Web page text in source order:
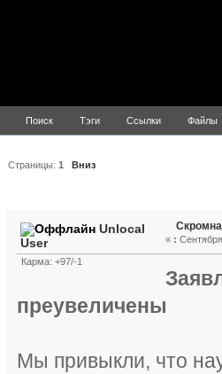
Поиск Тэги Ссылки Файлы
Страницы:1 Вниз
Unlocal
User
Карма: +97/-1
« :
преувеличены
Мы привыкли, что